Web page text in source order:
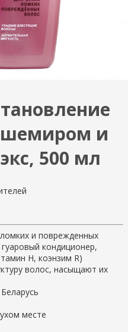
и
500 мл
и поврежденных
кондиционер,
Н, коэнзим R)
волос, насыщают их
месте